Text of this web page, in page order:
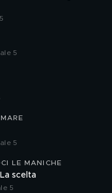
5
5
LE MANICHE
scelta
5